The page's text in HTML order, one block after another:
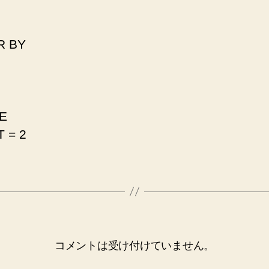
BY
= 2
コメントは受け付けていません。